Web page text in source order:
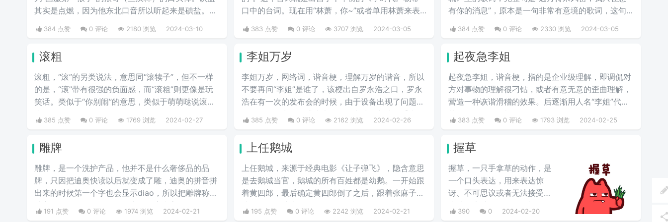
其实是点燃，因为他东北口音所以听起来是碘盐。点
害。
384 点赞 0 评论 2180 浏览 2024-03-10
口中的台词。现在用“林萧，你~”或者单用林萧来表
达，都是表达的一种阴阳怪气的意思。这三个字表示
别人在对于某件事情评判的时候运用的非常巧妙，就
383 点赞 0 评论 3707 浏览 2024-03-05
有你的消息”，原本是一句非常有意境的歌词，这句
歌词却代表了“滚”，成了一种很新的骂人方式。
384 点赞 0 评论 2330 浏览 2024-03-05
滚粗
滚粗，“滚”的另类说法，意思同“滚犊子”，但不一样
的是，“滚”带有很强的负面感，而“滚粗”则更像是玩
笑话。类似于“你别闹”的意思，类似于萌萌哒说滚粗
385 点赞 0 评论 1769 浏览 2024-02-27
李姐万岁
李姐万岁，网络词，谐音梗，理解万岁的谐音，所以
不要再问“李姐”是谁了，该梗出自罗永浩之口，罗永
浩在有一次的发布会的时候，由于设备出现了问题，
在现场频频出错，满头大汗的罗永浩不断地说【李姐
万岁】来缓解尴尬，然后被一些锤子的粉丝疯狂传
【李姐万岁】这样的字眼，可以说相当沙雕了，哈哈
哈哈哈哈哈哈哈。
385 点赞 0 评论 2162 浏览 2024-02-26
起夜急李姐
起夜急李姐，谐音梗，指的是企业级理解，即调侃对
方对事物的理解很刁钻，或者有意无意的歪曲理解，
营造一种诙谐滑稽的效果。后逐渐用人名“李姐”代
383 点赞 0 评论 1793 浏览 2024-02-25
雕牌
雕牌，是一个洗护产品，他并不是什么奢侈品的品
牌，只因把迪奥快读以后就变成了雕，迪奥的拼音拼
出来的时候第一个字也会显示diao，所以把雕牌称为
洗衣皂奢侈品品牌，Dior一直是华贵和高雅的代名
词，这是恶搞的叫法，因为迪奥的拼音diao和雕相
191 点赞 0 评论 1974 浏览 2024-02-21
上任鹅城
上任鹅城，来‌‌‌‌‌‌‌‌‌源于经典电影《让子弹飞》，隐含意思
是去鹅城当官，鹅城的所有百姓都是幼鹅。一开始跟
着黄四郎，最后确定黄四郎倒了之后，跟着张麻子，
195 点赞 0 评论 2242 浏览 2024-02-21
握草
握草，一只手拿草的动作，是
一个口头表达，用来表达惊
讶、不可思议或者无法接受的
并不是骂人的意思。
390 0 2024-02-20